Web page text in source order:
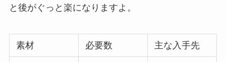
と後がぐっと楽になりますよ。
素材 必要数 主な入手先